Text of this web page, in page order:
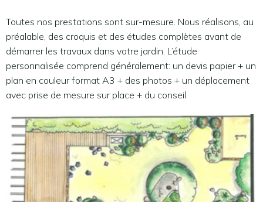
Toutes nos prestations sont sur-mesure. Nous réalisons, au
préalable, des croquis et des études complètes avant de
démarrer les travaux dans votre jardin. L’étude
personnalisée comprend généralement: un devis papier + un
plan en couleur format A3 + des photos + un déplacement
avec prise de mesure sur place + du conseil.